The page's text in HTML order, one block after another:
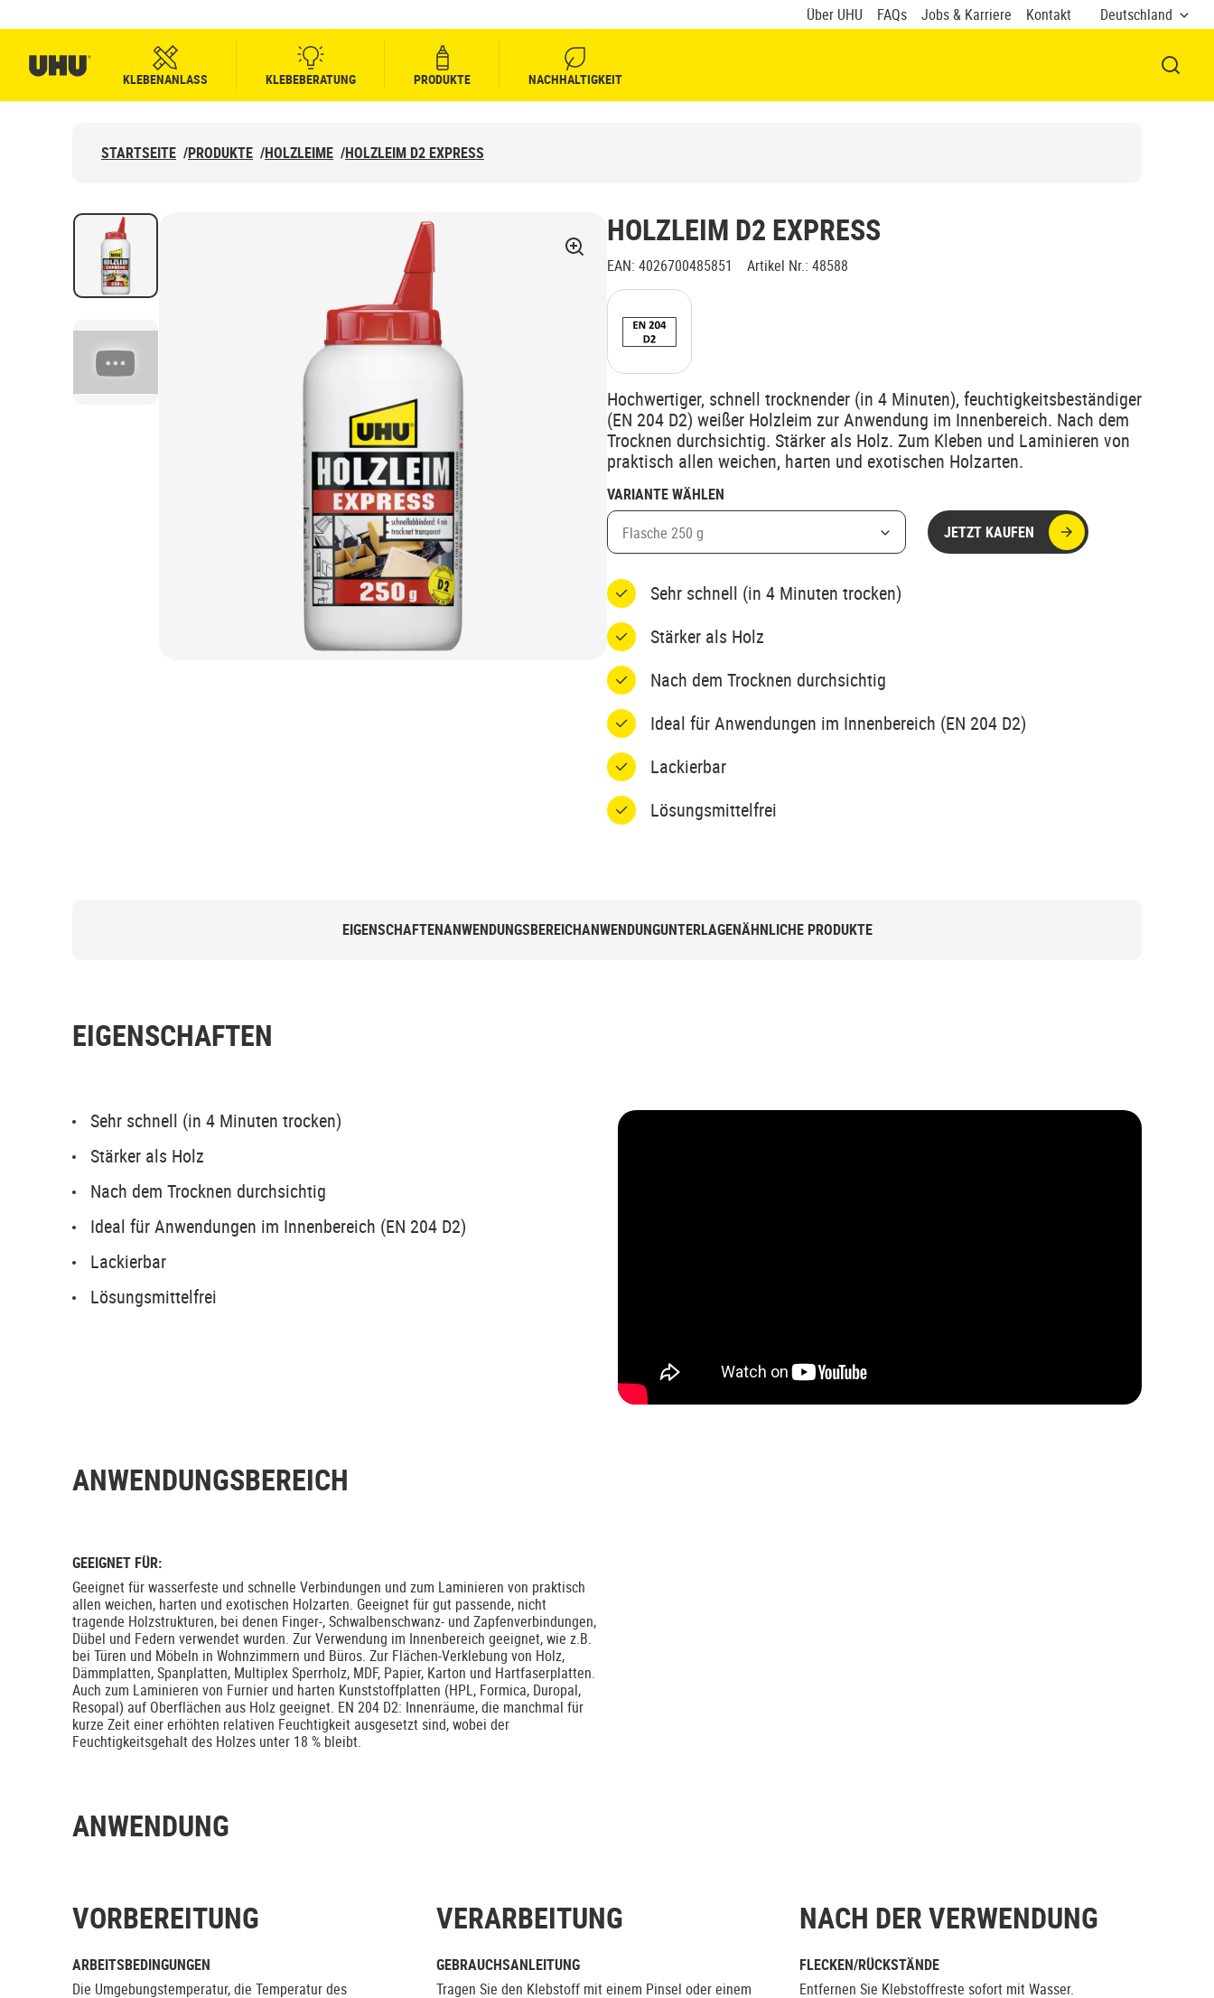
Über UHU FAQs Jobs & Karriere Kontakt Deutschland
KLEBENANLASS KLEBEBERATUNG PRODUKTE NACHHALTIGKEIT
STARTSEITE /PRODUKTE /HOLZLEIME /HOLZLEIM D2 EXPRESS
HOLZLEIM D2 EXPRESS
EAN: 4026700485851 Artikel Nr.: 48588
Hochwertiger, schnell trocknender (in 4 Minuten), feuchtigkeitsbeständiger
(EN 204 D2) weißer Holzleim zur Anwendung im Innenbereich. Nach dem
Trocknen durchsichtig. Stärker als Holz. Zum Kleben und Laminieren von
praktisch allen weichen, harten und exotischen Holzarten.
VARIANTE WÄHLEN
Flasche 250 g
JETZT KAUFEN
Sehr schnell (in 4 Minuten trocken)
Stärker als Holz
Nach dem Trocknen durchsichtig
Ideal für Anwendungen im Innenbereich (EN 204 D2)
Lackierbar
Lösungsmittelfrei
EIGENSCHAFTENANWENDUNGSBEREICHANWENDUNGUNTERLAGENÄHNLICHE PRODUKTE
EIGENSCHAFTEN
Sehr schnell (in 4 Minuten trocken)
Stärker als Holz
Nach dem Trocknen durchsichtig
Ideal für Anwendungen im Innenbereich (EN 204 D2)
Lackierbar
Lösungsmittelfrei
ANWENDUNGSBEREICH
GEEIGNET FÜR:
Geeignet für wasserfeste und schnelle Verbindungen und zum Laminieren von praktisch
allen weichen, harten und exotischen Holzarten. Geeignet für gut passende, nicht
tragende Holzstrukturen, bei denen Finger-, Schwalbenschwanz- und Zapfenverbindungen,
Dübel und Federn verwendet wurden. Zur Verwendung im Innenbereich geeignet, wie z.B.
bei Türen und Möbeln in Wohnzimmern und Büros. Zur Flächen-Verklebung von Holz,
Dämmplatten, Spanplatten, Multiplex Sperrholz, MDF, Papier, Karton und Hartfaserplatten.
Auch zum Laminieren von Furnier und harten Kunststoffplatten (HPL, Formica, Duropal,
Resopal) auf Oberflächen aus Holz geeignet. EN 204 D2: Innenräume, die manchmal für
kurze Zeit einer erhöhten relativen Feuchtigkeit ausgesetzt sind, wobei der
Feuchtigkeitsgehalt des Holzes unter 18 % bleibt.
ANWENDUNG
VORBEREITUNG
ARBEITSBEDINGUNGEN
Die Umgebungstemperatur, die Temperatur des
VERARBEITUNG
GEBRAUCHSANLEITUNG
Tragen Sie den Klebstoff mit einem Pinsel oder einem
NACH DER VERWENDUNG
FLECKEN/RÜCKSTÄNDE
Entfernen Sie Klebstoffreste sofort mit Wasser.